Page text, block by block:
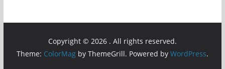
Copyright © 2026 . All rights reserved.
Theme: ColorMagby ThemeGrill. Powered by WordPress.